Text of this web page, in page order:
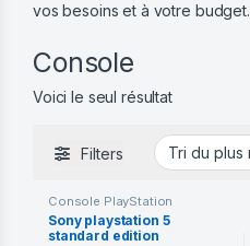
vos besoins et à votre budget.
Console
Voici le seul résultat
Filters
Console PlayStation
Sony playstation 5
standard edition